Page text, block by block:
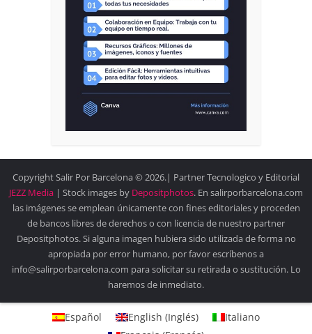
Copyright Salir Por Barcelona © 2026.| Partner Tecnologico y Editorial
JEZZ Media | Stock images by Depositphotos. En salirporbarcelona.com
las imágenes se emplean únicamente con fines editoriales y proceden
de bancos libres de derechos o con licencia de nuestro partner
Depositphotos. Si alguna imagen hubiera sido utilizada de forma no
apropiada por error humano, por favor escríbenos a
info@salirporbarcelona.com para solicitar su retirada o sustitución. Lo
haremos de inmediato.
Español English (Inglés)
Italiano